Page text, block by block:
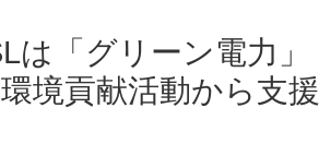
は「グリーン電力
境貢献活動から支